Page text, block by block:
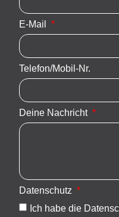
E-Mail
Telefon/Mobil-Nr.
Deine Nachricht
Datenschutz
Ich habe die